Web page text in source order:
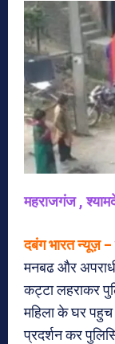
महराजगंज ,
दबंग भारत न्यूज़ –
मनबढ और
कट्टा लहराकर
महिला के घर
प्रदर्शन कर